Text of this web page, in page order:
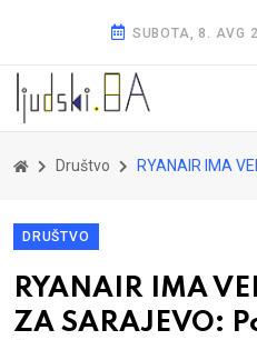
SUBOTA, 8. AVG
Društvo RYANAIR IMA VELIKE PLANOVE ZA
DRUŠTVO
RYANAIR IMA
ZA SARAJEVO: